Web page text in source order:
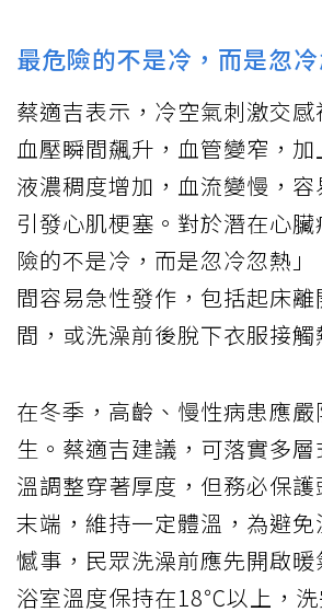
最危險的不是冷，而是忽
蔡適吉表示，冷空氣刺激交
血壓瞬間飆升，血管變窄，
液濃稠度增加，血流變慢，容
引發心肌梗塞。對於潛在心
險的不是冷，而是忽冷忽熱
間容易急性發作，包括起床
間，或洗澡前後脫下衣服接觸
在冬季，高齡、慢性病患應
生。蔡適吉建議，可落實多
溫調整穿著厚度，但務必保
末端，維持一定體溫，為避
憾事，民眾洗澡前應先開啟
浴室溫度保持在18℃以上，